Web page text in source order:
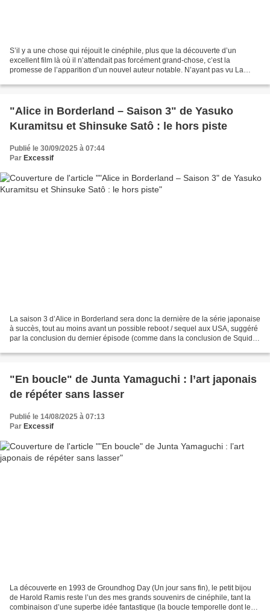
S’il y a une chose qui réjouit le cinéphile, plus que la découverte d’un
excellent film là où il n’attendait pas forcément grand-chose, c’est la
promesse de l’apparition d’un nouvel auteur notable. N’ayant pas vu La
"Alice in Borderland – Saison 3" de Yasuko
Kuramitsu et Shinsuke Satô : le hors piste
Publié le 30/09/2025 à 07:44
Par Excessif
La saison 3 d’Alice in Borderland sera donc la dernière de la série japonaise
à succès, tout au moins avant un possible reboot / sequel aux USA, suggéré
par la conclusion du dernier épisode (comme dans la conclusion de Squid
"En boucle" de Junta Yamaguchi : l’art japonais
de répéter sans lasser
Publié le 14/08/2025 à 07:13
Par Excessif
La découverte en 1993 de Groundhog Day (Un jour sans fin), le petit bijou
de Harold Ramis reste l’un des mes grands souvenirs de cinéphile, tant la
combinaison d’une superbe idée fantastique (la boucle temporelle dont le